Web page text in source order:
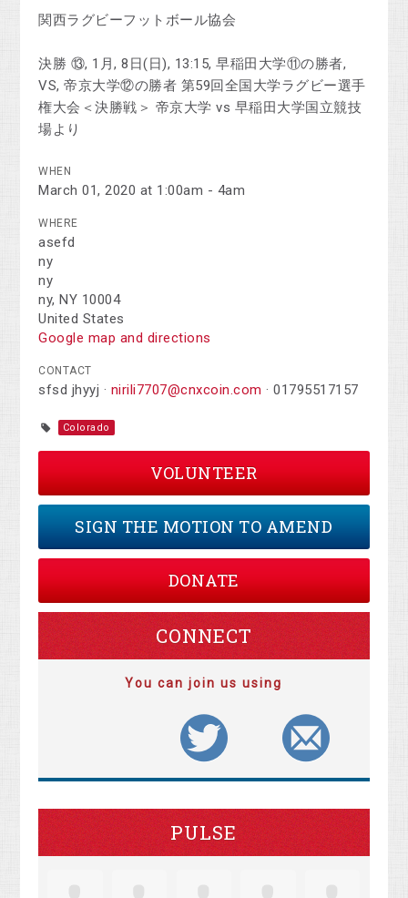
関西ラグビーフットボール協会
決勝 ⑬, 1月, 8日(日), 13:15, 早稲田大学⑪の勝者,
VS, 帝京大学⑫の勝者 第59回全国大学ラグビー選手
権大会＜決勝戦＞ 帝京大学 vs 早稲田大学国立競技
場より
WHEN
March 01, 2020 at 1:00am - 4am
WHERE
asefd
ny
ny
ny, NY 10004
United States
Google map and directions
CONTACT
sfsd jhyyj · nirili7707@cnxcoin.com · 01795517157
Colorado
VOLUNTEER
SIGN THE MOTION TO AMEND
DONATE
CONNECT
You can join us using
PULSE